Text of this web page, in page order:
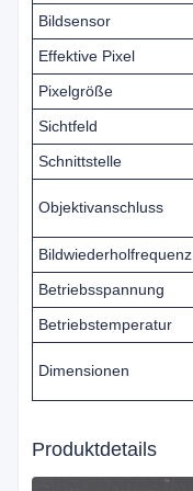
Bildsensor
Effektive Pixel
Pixelgröße
Sichtfeld
Schnittstelle
Objektivanschluss
Bildwiederholfrequenz
Betriebsspannung
Betriebstemperatur
Dimensionen
Produktdetails